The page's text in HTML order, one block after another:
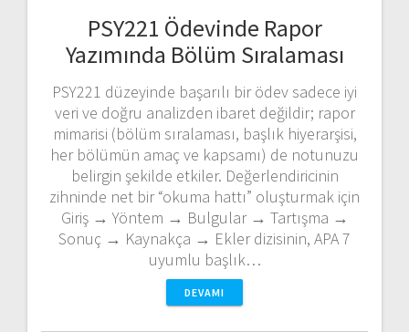
PSY221 Ödevinde Rapor
Yazımında Bölüm Sıralaması
PSY221 düzeyinde başarılı bir ödev sadece iyi
veri ve doğru analizden ibaret değildir; rapor
mimarisi (bölüm sıralaması, başlık hiyerarşisi,
her bölümün amaç ve kapsamı) de notunuzu
belirgin şekilde etkiler. Değerlendiricinin
zihninde net bir “okuma hattı” oluşturmak için
Giriş → Yöntem → Bulgular → Tartışma →
Sonuç → Kaynakça → Ekler dizisinin, APA 7
uyumlu başlık…
DEVAMI